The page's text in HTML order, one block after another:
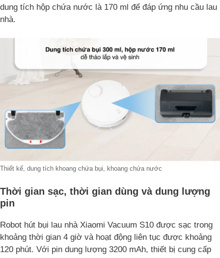
dung tích hộp chứa nước là 170 ml để đáp ứng nhu cầu lau
nhà.
Thiết kế, dung tích khoang chứa bụi, khoang chứa nước
Thời gian sạc, thời gian dùng và dung lượng
pin
Robot hút bụi lau nhà Xiaomi Vacuum S10 được sạc trong
khoảng thời gian 4 giờ và hoạt động liên tục được khoảng
120 phút. Với pin dung lượng 3200 mAh, thiết bị cung cấp